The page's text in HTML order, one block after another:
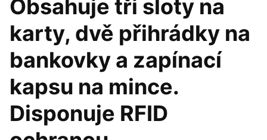
Obsahuje tři sloty na
karty, dvě přihrádky na
bankovky a zapínací
kapsu na mince.
Disponuje RFID